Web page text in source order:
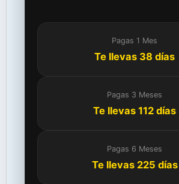
Pagas 1 Mes
Te llevas 38 días
Pagas 3 Meses
Te llevas 112 días
Pagas 6 Meses
Te llevas 225 días